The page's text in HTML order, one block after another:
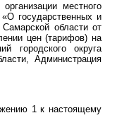
местного
государственных и
области от
цен (тарифов) на
городского округа
Администрация
1 к настоящему